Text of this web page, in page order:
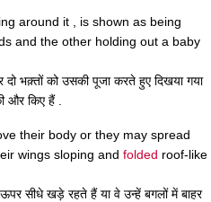
around it , is shown as being
and the other holding out a baby
भक़्तों को उसकी पूजा करते हुए दिखया गया
और किए हैं .
their body or they may spread
wings sloping and folded roof-like
सीधे खड़े रहते हैं या वे उन्हें बगलों में बाहर